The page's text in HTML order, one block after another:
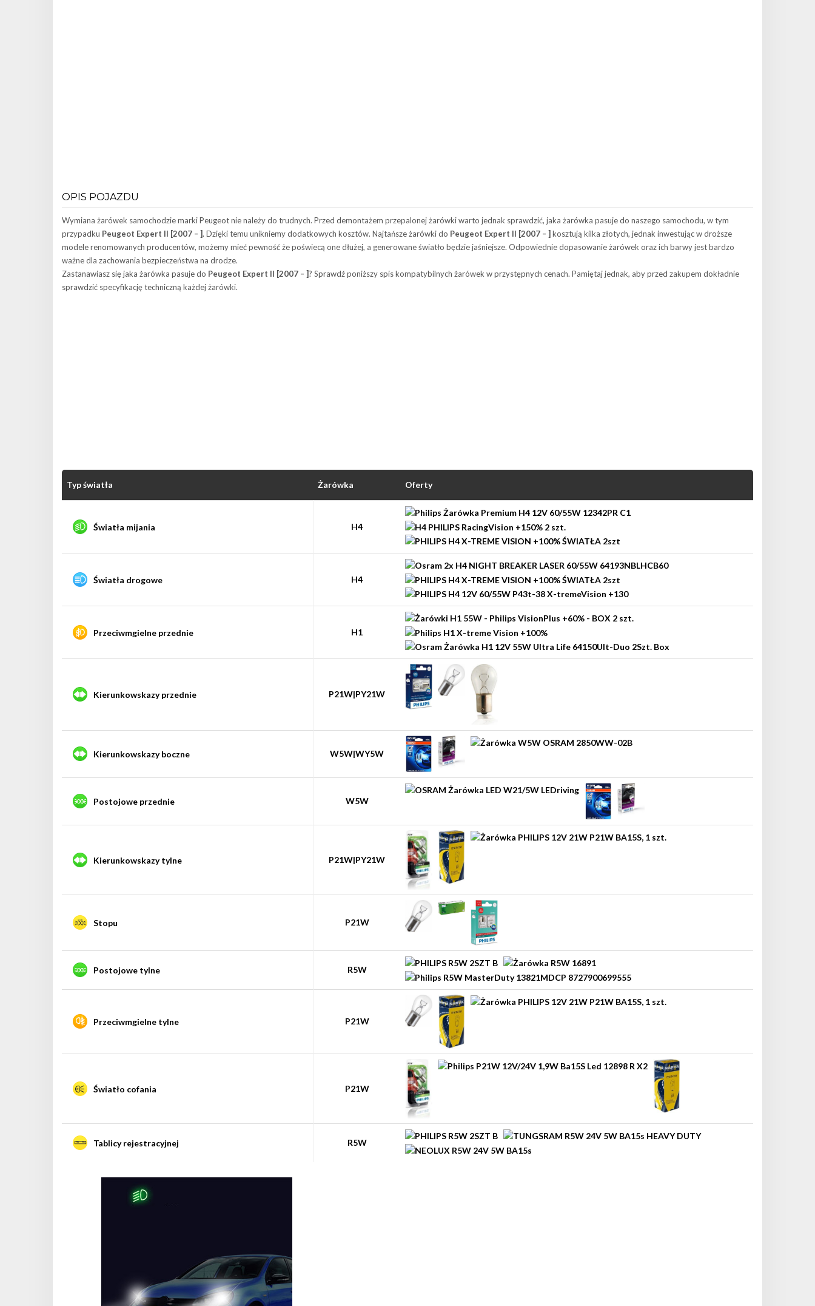
OPIS POJAZDU
Wymiana żarówek samochodzie marki Peugeot nie należy do trudnych. Przed demontażem przepalonej żarówki warto jednak sprawdzić, jaka żarówka pasuje do naszego samochodu, w tym
przypadku Peugeot Expert II [2007 – ]. Dzięki temu unikniemy dodatkowych kosztów. Najtańsze żarówki do Peugeot Expert II [2007 – ] kosztują kilka złotych, jednak inwestując w droższe
modele renomowanych producentów, możemy mieć pewność że poświecą one dłużej, a generowane światło będzie jaśniejsze. Odpowiednie dopasowanie żarówek oraz ich barwy jest bardzo
ważne dla zachowania bezpieczeństwa na drodze.
Zastanawiasz się jaka żarówka pasuje do Peugeot Expert II [2007 – ]? Sprawdź poniższy spis kompatybilnych żarówek w przystępnych cenach. Pamiętaj jednak, aby przed zakupem dokładnie
sprawdzić specyfikację techniczną każdej żarówki.
Typ światła Żarówka Oferty
Światła mijania H4
Światła drogowe H4
Przeciwmgielne przednie H1
Kierunkowskazy przednie P21W|PY21W
Kierunkowskazy boczne W5W|WY5W
Postojowe przednie W5W
Kierunkowskazy tylne P21W|PY21W
Stopu P21W
Postojowe tylne R5W
Przeciwmgielne tylne P21W
Światło cofania P21W
Tablicy rejestracyjnej R5W